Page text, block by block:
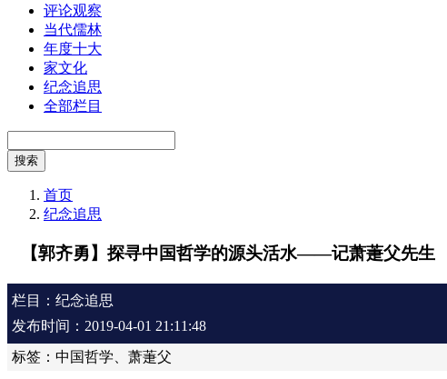
评论观察
当代儒林
年度十大
家文化
纪念追思
全部栏目
搜索
首页
纪念追思
【郭齐勇】探寻中国哲学的源头活水——记萧萐父先生
栏目：纪念追思
发布时间：2019-04-01 21:11:48
标签：中国哲学、萧萐父